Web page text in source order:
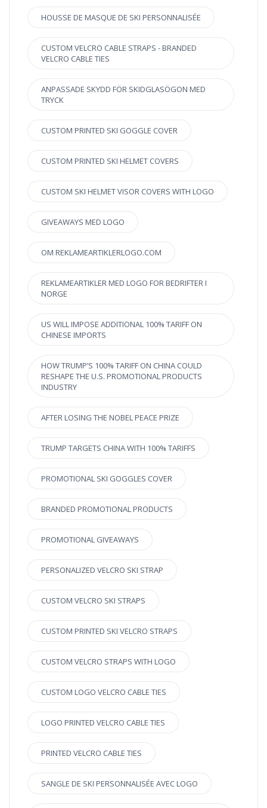
HOUSSE DE MASQUE DE SKI PERSONNALISÉE
CUSTOM VELCRO CABLE STRAPS - BRANDED
VELCRO CABLE TIES
ANPASSADE SKYDD FÖR SKIDGLASÖGON MED
TRYCK
CUSTOM PRINTED SKI GOGGLE COVER
CUSTOM PRINTED SKI HELMET COVERS
CUSTOM SKI HELMET VISOR COVERS WITH LOGO
GIVEAWAYS MED LOGO
OM REKLAMEARTIKLERLOGO.COM
REKLAMEARTIKLER MED LOGO FOR BEDRIFTER I
NORGE
US WILL IMPOSE ADDITIONAL 100% TARIFF ON
CHINESE IMPORTS
HOW TRUMP’S 100% TARIFF ON CHINA COULD
RESHAPE THE U.S. PROMOTIONAL PRODUCTS
INDUSTRY
AFTER LOSING THE NOBEL PEACE PRIZE
TRUMP TARGETS CHINA WITH 100% TARIFFS
PROMOTIONAL SKI GOGGLES COVER
BRANDED PROMOTIONAL PRODUCTS
PROMOTIONAL GIVEAWAYS
PERSONALIZED VELCRO SKI STRAP
CUSTOM VELCRO SKI STRAPS
CUSTOM PRINTED SKI VELCRO STRAPS
CUSTOM VELCRO STRAPS WITH LOGO
CUSTOM LOGO VELCRO CABLE TIES
LOGO PRINTED VELCRO CABLE TIES
PRINTED VELCRO CABLE TIES
SANGLE DE SKI PERSONNALISÉE AVEC LOGO